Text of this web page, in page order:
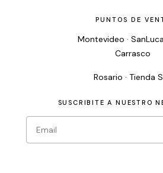
PUNTOS DE
Montevideo ·
Carrasco
Rosario · Tienda
SUSCRIBITE A NUESTRO